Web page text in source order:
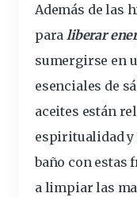
Además de las
para liberar
sumergirse en
esenciales de
aceites están
espiritualidad y
baño con estas
a limpiar las